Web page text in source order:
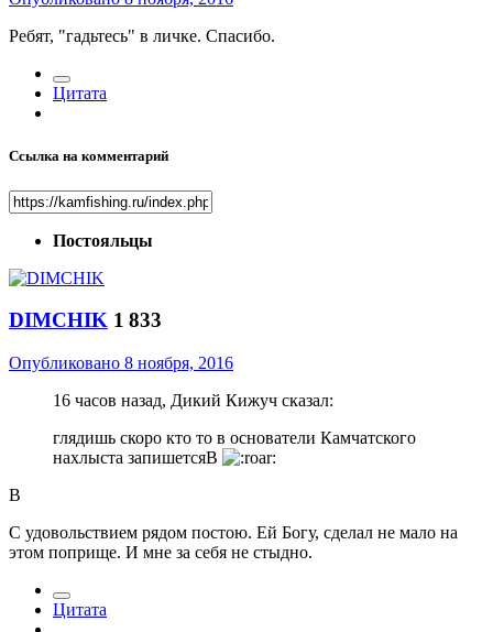
Ребят, "гадьтесь" в личке. Спасибо.
Цитата
Ссылка на комментарий
Постояльцы
DIMCHIK 1 833
Опубликовано 8 ноября, 2016
16 часов назад, Дикий Кижуч сказал:
глядишь скоро кто то в основатели Камчатского
нахлыста запишетсяВ
В
С удовольствием рядом постою. Ей Богу, сделал не мало на
этом поприще. И мне за себя не стыдно.
Цитата